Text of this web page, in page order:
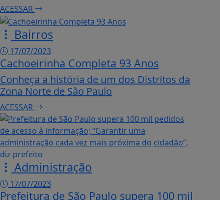
ACESSAR
Bairros
17/07/2023
Cachoeirinha Completa 93 Anos
Conheça a história de um dos Distritos da
Zona Norte de São Paulo
ACESSAR
Administração
17/07/2023
Prefeitura de São Paulo supera 100 mil